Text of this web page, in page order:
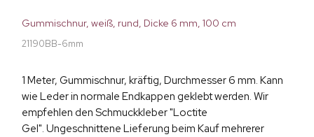
Gummischnur, weiß, rund, Dicke 6 mm, 100 cm
21190BB-6mm
1 Meter, Gummischnur, kräftig, Durchmesser 6 mm. Kann
wie Leder in normale Endkappen geklebt werden. Wir
empfehlen den Schmuckkleber "Loctite
Gel". Ungeschnittene Lieferung beim Kauf mehrerer